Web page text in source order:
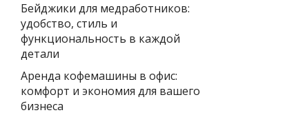
Бейджики для медработников:
удобство, стиль и
функциональность в каждой
детали
Аренда кофемашины в офис:
комфорт и экономия для вашего
бизнеса